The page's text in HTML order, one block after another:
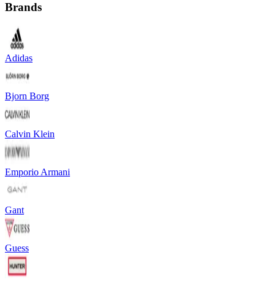
Brands
Adidas
Bjorn Borg
Calvin Klein
Emporio Armani
Gant
Guess